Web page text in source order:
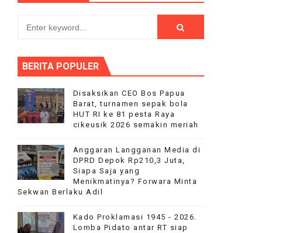
pemerintah
ke 81, Di saksikan Rebuan penonton
Menutup Ruang Hak Jawab
BERITA POPULER
Disaksikan CEO Bos Papua
Barat, turnamen sepak bola
HUT RI ke 81 pesta Raya
cikeusik 2026 semakin meriah
Anggaran Langganan Media di
DPRD Depok Rp210,3 Juta,
Siapa Saja yang
Menikmatinya? Forwara Minta
Sekwan Berlaku Adil
Kado Proklamasi 1945 - 2026.
Lomba Pidato antar RT siap